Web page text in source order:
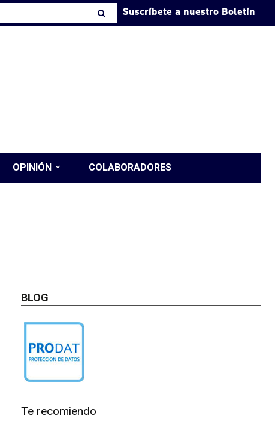
Suscríbete a nuestro Boletín
OPINIÓN COLABORADORES
BLOG
Te recomiendo